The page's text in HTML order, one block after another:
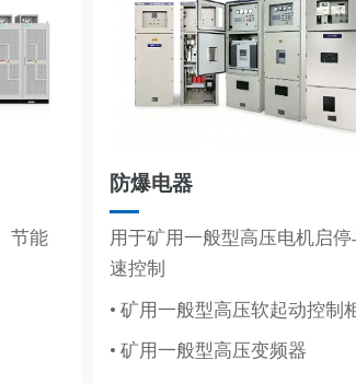
节能
防爆电器
用于矿用一般型高压电机启停
速控制
• 矿用一般型高压软起动控制
• 矿用一般型高压变频器
散控
MCS
用于高低压电机的变频调速、
与保护
• 辅助控制系统
• 液压控制系统
电需